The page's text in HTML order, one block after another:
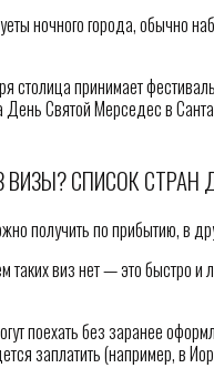
ночного города, обычно
столица принимает
День Святой Мерседес в
ВИЗЫ? СПИСОК
получить по прибытию, в
таких виз нет — это быстро
поехать без заранее
заплатить (например, в